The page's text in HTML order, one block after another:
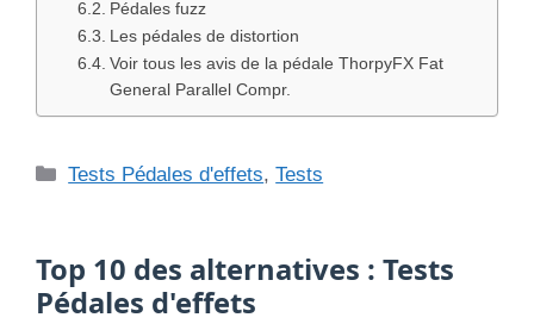
Pédales fuzz
Les pédales de distortion
Voir tous les avis de la pédale ThorpyFX Fat
General Parallel Compr.
Catégories
Tests Pédales d'effets,Tests
Top 10 des alternatives : Tests
Pédales d'effets